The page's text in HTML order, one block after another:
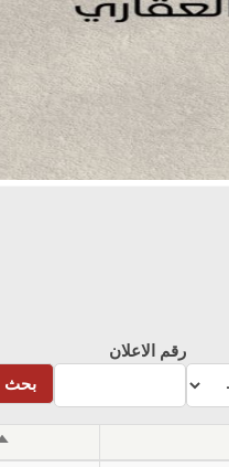
رقم الاعلان
SORT